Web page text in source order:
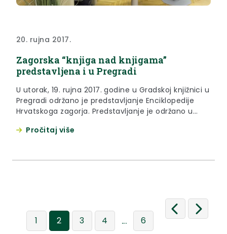
20. rujna 2017.
Zagorska “knjiga nad knjigama”
predstavljena i u Pregradi
U utorak, 19. rujna 2017. godine u Gradskoj knjižnici u
Pregradi održano je predstavljanje Enciklopedije
Hrvatskoga zagorja. Predstavljanje je održano u
Pregradi.
Pročitaj više
1 2 3 4 ... 6